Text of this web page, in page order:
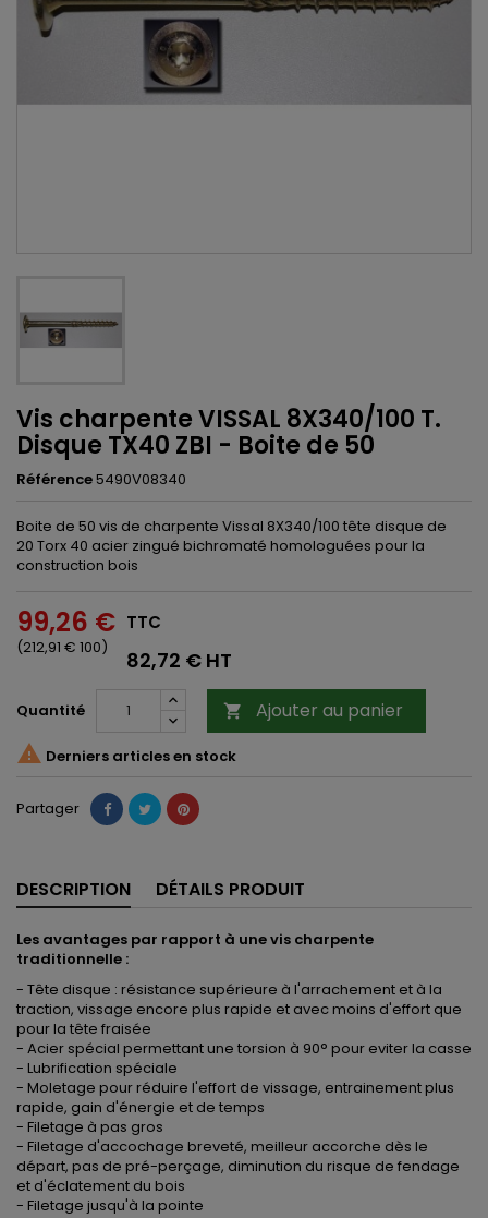
Vis charpente VISSAL 8X340/100 T.
Disque TX40 ZBI - Boite de 50
Référence5490V08340
Boite de 50 vis de charpente Vissal 8X340/100 tête disque de
20 Torx 40 acier zingué bichromaté homologuées pour la
construction bois
99,26 €
(212,91 € 100)
TTC
82,72 € HT
Quantité  Ajouter au panier
 Derniers articles en stock
Partager
DESCRIPTION DÉTAILS PRODUIT
Les avantages par rapport à une vis charpente
traditionnelle :
- Tête disque : résistance supérieure à l'arrachement et à la
traction, vissage encore plus rapide et avec moins d'effort que
pour la tête fraisée
- Acier spécial permettant une torsion à 90° pour eviter la casse
- Lubrification spéciale
- Moletage pour réduire l'effort de vissage, entrainement plus
rapide, gain d'énergie et de temps
- Filetage à pas gros
- Filetage d'accochage breveté, meilleur accorche dès le
départ, pas de pré-perçage, diminution du risque de fendage
et d'éclatement du bois
- Filetage jusqu'à la pointe